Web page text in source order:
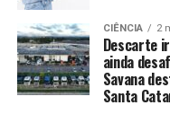
CEIS
: Garantia
para o
Conclusão
CIÊNCIA 2
Descarte
ainda
Savana
Santa